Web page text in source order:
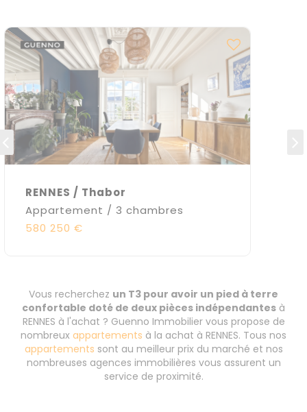
RENNES / Thabor
Appartement / 3 chambres
580 250 €
Vous recherchez un T3 pour avoir un pied à terre
confortable doté de deux pièces indépendantes à
RENNES à l'achat ? Guenno Immobilier vous propose de
nombreux appartements à la achat à RENNES. Tous nos
appartements sont au meilleur prix du marché et nos
nombreuses agences immobilières vous assurent un
service de proximité.